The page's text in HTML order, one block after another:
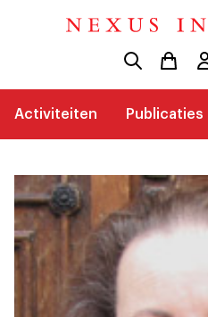
Activiteiten Publicaties